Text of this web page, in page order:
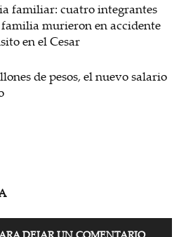
familiar: cuatro integrantes
murieron en accidente
en el Cesar
de pesos, el nuevo salario